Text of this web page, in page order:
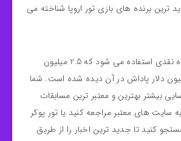
ترین برنده های بازی تور اروپا شناخته می
در پوکر اروپا از جایزه نقدی استفاده می شود که 2.5 میلیون
دلار پاداش در آن دیده شده است. شما
بیشتر بهترین و معتبر ترین مسابقات
سایت های معتبر مراجعه کنید یا تور پوکر
کنید تا جدید ترین اخبار را از طریق